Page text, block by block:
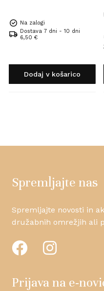
Na zalogi
Dostava 7 dni - 10 dni
6,50 €
Dodaj v košarico
Spremljajte nas
Spremljajte novosti in
družabnih omrežjih ali
Prijava na e-